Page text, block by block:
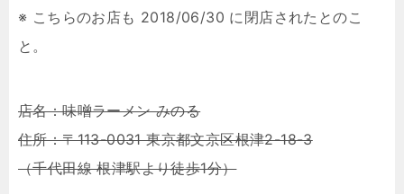
※ こちらのお店も 2018/06/30 に閉店されたとのこ
と。
店名：味噌ラーメン みのる
住所：〒113-0031 東京都文京区根津2-18-3
（千代田線 根津駅より徒歩1分）